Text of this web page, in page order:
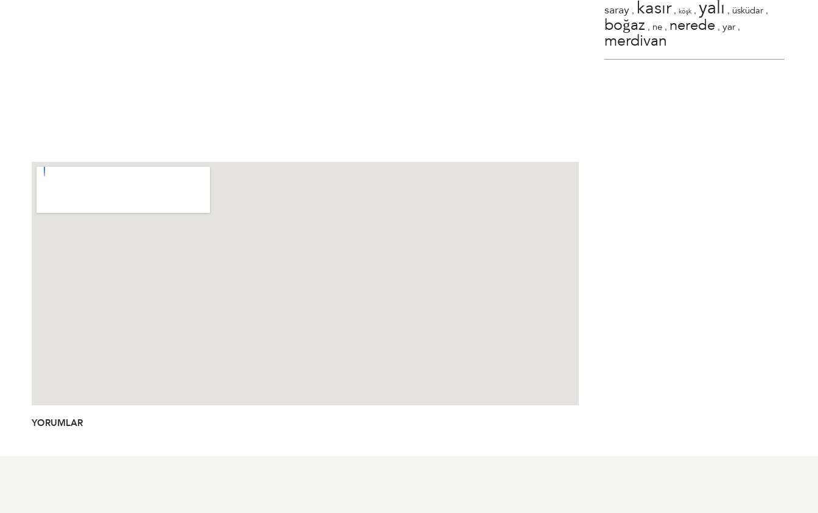
YORUMLAR
saray , kasır,köşk , yalı , üsküdar ,
boğaz , ne , nerede ,yar,
merdivan